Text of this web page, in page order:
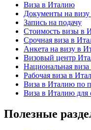
Виза в Италию
Документы на
Запись на подачу
Стоимость визы в
Срочная виза в
Анкета на визу в
Визовый центр
Национальная
Рабочая виза в
Виза в Италию по
Виза в Италию для
Полезные